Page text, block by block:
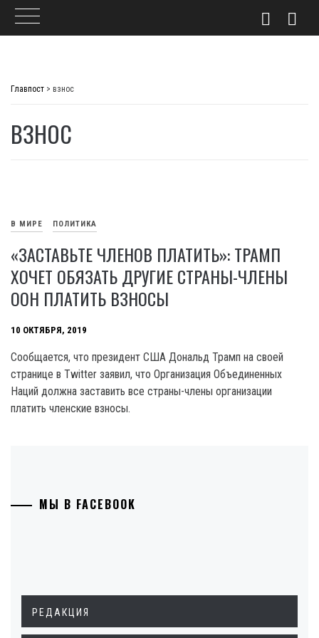
Главпост > взнос
ВЗНОС
В МИРЕ ПОЛИТИКА
«ЗАСТАВЬТЕ ЧЛЕНОВ ПЛАТИТЬ»: ТРАМП
ХОЧЕТ ОБЯЗАТЬ ДРУГИЕ СТРАНЫ-ЧЛЕНЫ
ООН ПЛАТИТЬ ВЗНОСЫ
10 ОКТЯБРЯ, 2019
Сообщается, что президент США Дональд Трамп на своей
странице в Twitter заявил, что Организация Объединенных
Наций должна заставить все страны-члены организации
платить членские взносы.
МЫ В FACEBOOK
РЕДАКЦИЯ